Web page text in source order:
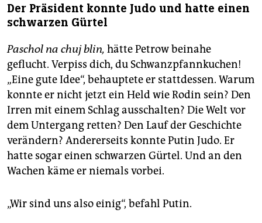
Der Präsident konnte Judo und hatte einen
schwarzen Gürtel
Paschol na chuj blin, hätte Petrow beinahe
geflucht. Verpiss dich, du Schwanzpfannkuchen!
„Eine gute Idee“, behauptete er stattdessen. Warum
konnte er nicht jetzt ein Held wie Rodin sein? Den
Irren mit einem Schlag ausschalten? Die Welt vor
dem Untergang retten? Den Lauf der Geschichte
verändern? Andererseits konnte Putin Judo. Er
hatte sogar einen schwarzen Gürtel. Und an den
Wachen käme er niemals vorbei.
„Wir sind uns also einig“, befahl Putin.